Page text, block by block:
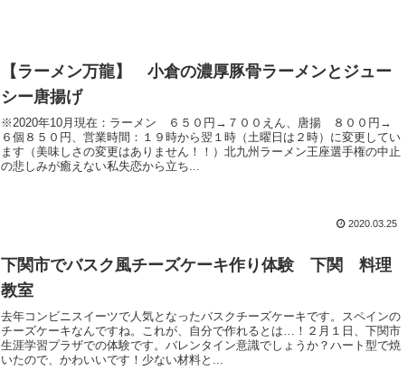
【ラーメン万龍】 小倉の濃厚豚骨ラーメンとジュー
シー唐揚げ
※2020年10月現在：ラーメン ６５０円→７００えん、唐揚 ８００円→
６個８５０円、営業時間：１９時から翌１時（土曜日は２時）に変更してい
ます（美味しさの変更はありません！！）北九州ラーメン王座選手権の中止
の悲しみが癒えない私失恋から立ち...
2020.03.25
下関市でバスク風チーズケーキ作り体験 下関 料理
教室
去年コンビニスイーツで人気となったバスクチーズケーキです。スペインの
チーズケーキなんですね。これが、自分で作れるとは…！２月１日、下関市
生涯学習プラザでの体験です。バレンタイン意識でしょうか？ハート型で焼
いたので、かわいいです！少ない材料と...